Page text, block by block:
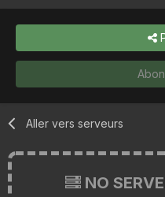
Aller vers serveurs
NO